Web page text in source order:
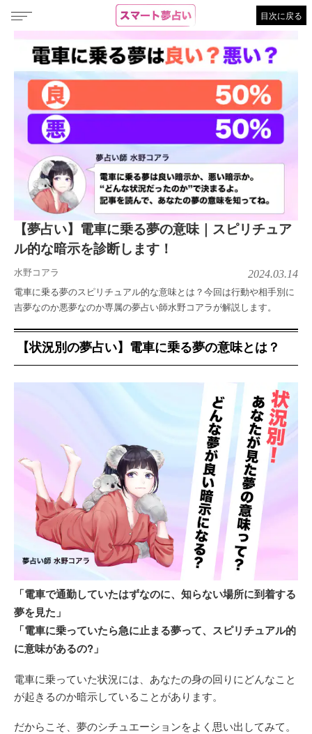
目次に戻る
【夢占い】電車に乗る夢の意味｜スピリチュア
ル的な暗示を診断します！
水野コアラ 2024.03.14
電車に乗る夢のスピリチュアル的な意味とは？今回は行動や相手別に
吉夢なのか悪夢なのか専属の夢占い師水野コアラが解説します。
【状況別の夢占い】電車に乗る夢の意味とは？
「電車で通勤していたはずなのに、知らない場所に到着する
夢を見た」
「電車に乗っていたら急に止まる夢って、スピリチュアル的
に意味があるの?」
電車に乗っていた状況には、あなたの身の回りにどんなこと
が起きるのか暗示していることがあります。
だからこそ、夢のシチュエーションをよく思い出してみて。